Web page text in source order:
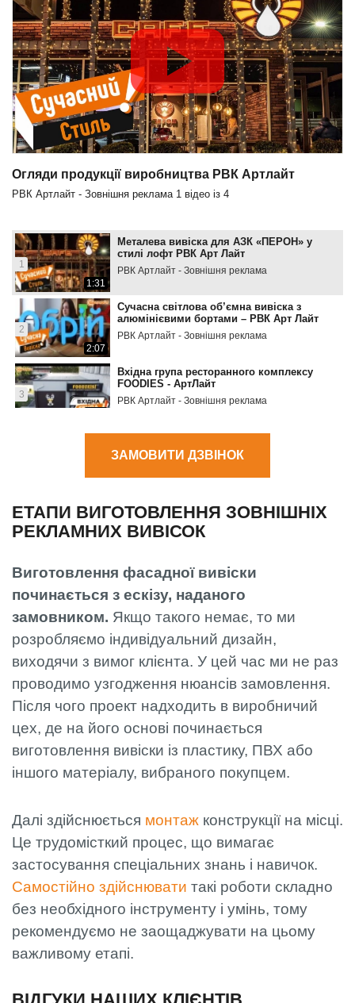
Огляди продукції виробництва РВК Артлайт
РВК Артлайт - Зовнішня реклама 1 відео із 4
1
1:31
Металева вивіска для АЗК «ПЕРОН» у
стилі лофт РВК Арт Лайт
РВК Артлайт - Зовнішня реклама
2
2:07
Сучасна світлова об’ємна вивіска з
алюмінієвими бортами – РВК Арт Лайт
РВК Артлайт - Зовнішня реклама
3
Вхідна група ресторанного комплексу
FOODIES - АртЛайт
РВК Артлайт - Зовнішня реклама
2:57
Огляд вивіски з контражурною RGB
підсвіткою – РВК Арт Лайт
ЗАМОВИТИ ДЗВІНОК
ЕТАПИ ВИГОТОВЛЕННЯ ЗОВНІШНІХ
РЕКЛАМНИХ ВИВІСОК
Виготовлення фасадної вивіски
починається з ескізу, наданого
замовником. Якщо такого немає, то ми
розробляємо індивідуальний дизайн,
виходячи з вимог клієнта. У цей час ми не раз
проводимо узгодження нюансів замовлення.
Після чого проект надходить в виробничий
цех, де на його основі починається
виготовлення вивіски із пластику, ПВХ або
іншого матеріалу, вибраного покупцем.
Далі здійснюється монтаж конструкції на місці.
Це трудомісткий процес, що вимагає
застосування спеціальних знань і навичок.
Самостійно здійснювати такі роботи складно
без необхідного інструменту і умінь, тому
рекомендуємо не заощаджувати на цьому
важливому етапі.